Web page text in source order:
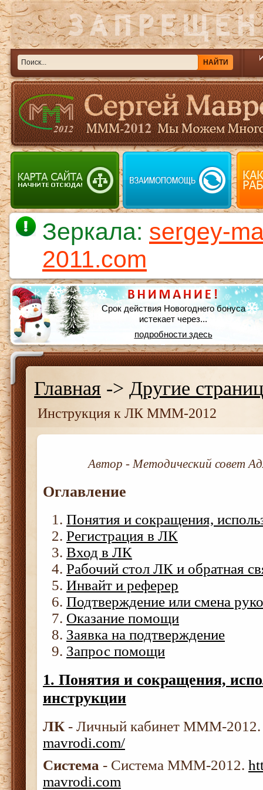
Зеркала: sergey-
2011.com
Срок действия Новогоднего бонуса
истекает через...
подробности здесь
Главная -> Другие
Инструкция к ЛК МММ-2012
Автор - Методический совет
Оглавление
Понятия и сокращения,
Регистрация в ЛК
Вход в ЛК
Рабочий стол ЛК и обратная
Инвайт и реферер
Подтверждение или смена
Оказание помощи
Заявка на подтверждение
Запрос помощи
1. Понятия и сокращения,
инструкции
ЛК - Личный кабинет МММ-
mavrodi.com/
Система - Система МММ-2012.
mavrodi.com